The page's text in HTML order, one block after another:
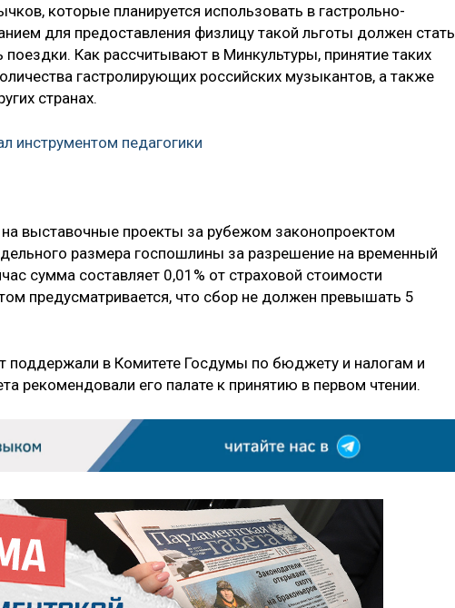
которые планируется использовать в гастрольно-
для предоставления физлицу такой льготы должен стать
Как рассчитывают в Минкультуры, принятие таких
гастролирующих российских музыкантов, а также
странах.
инструментом педагогики
выставочные проекты за рубежом законопроектом
размера госпошлины за разрешение на временный
сумма составляет 0,01% от страховой стоимости
предусматривается, что сбор не должен превышать 5
поддержали в Комитете Госдумы по бюджету и налогам и
рекомендовали его палате к принятию в первом чтении.